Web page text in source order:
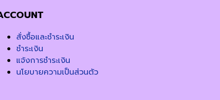
สั่งซื้อและชำระเงิน
ชำระเงิน
แจ้งการชำระเงิน
นโยบายความเป็นส่วนตัว